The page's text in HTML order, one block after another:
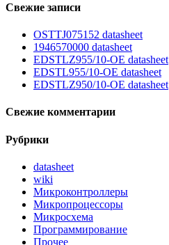
Свежие записи
OSTTJ075152 datasheet
1946570000 datasheet
EDSTLZ955/10-OE datasheet
EDSTL955/10-OE datasheet
EDSTLZ950/10-OE datasheet
Свежие комментарии
Рубрики
datasheet
wiki
Микроконтроллеры
Микропроцессоры
Микросхема
Программирование
Прочее